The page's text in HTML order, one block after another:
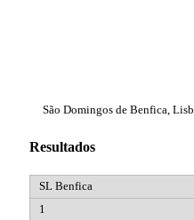
São Domingos de Benfica,
Resultados